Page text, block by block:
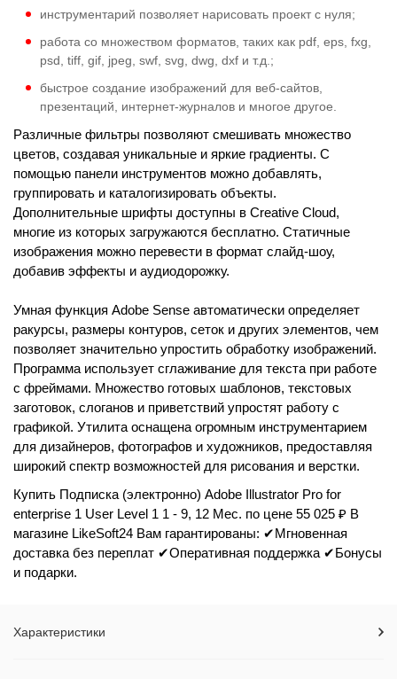
инструментарий позволяет нарисовать проект с нуля;
работа со множеством форматов, таких как pdf, eps, fxg,
psd, tiff, gif, jpeg, swf, svg, dwg, dxf и т.д.;
быстрое создание изображений для веб-сайтов,
презентаций, интернет-журналов и многое другое.
Различные фильтры позволяют смешивать множество
цветов, создавая уникальные и яркие градиенты. С
помощью панели инструментов можно добавлять,
группировать и каталогизировать объекты.
Дополнительные шрифты доступны в Creative Cloud,
многие из которых загружаются бесплатно. Статичные
изображения можно перевести в формат слайд-шоу,
добавив эффекты и аудиодорожку.
Умная функция Adobe Sense автоматически определяет
ракурсы, размеры контуров, сеток и других элементов, чем
позволяет значительно упростить обработку изображений.
Программа использует сглаживание для текста при работе
с фреймами. Множество готовых шаблонов, текстовых
заготовок, слоганов и приветствий упростят работу с
графикой. Утилита оснащена огромным инструментарием
для дизайнеров, фотографов и художников, предоставляя
широкий спектр возможностей для рисования и верстки.
Купить Подписка (электронно) Adobe Illustrator Pro for
enterprise 1 User Level 1 1 - 9, 12 Мес. по цене 55 025 ₽ В
магазине LikeSoft24 Вам гарантированы: ✔Мгновенная
доставка без переплат ✔Оперативная поддержка ✔Бонусы
и подарки.
Характеристики